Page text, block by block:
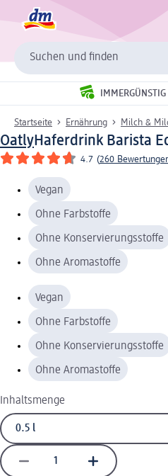
Suchen und finden
Startseite Ernährung Milch &
OatlyHaferdrink Barista
4.7 (260
Vegan
Ohne Farbstoffe
Ohne Konservierungsstoffe
Ohne Aromastoffe
Vegan
Ohne Farbstoffe
Ohne Konservierungsstoffe
Ohne Aromastoffe
Inhaltsmenge